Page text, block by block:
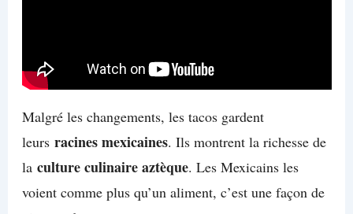
Malgré les changements, les tacos gardent
leurs racines mexicaines. Ils montrent la richesse de
la culture culinaire aztèque. Les Mexicains les
voient comme plus qu’un aliment, c’est une façon de